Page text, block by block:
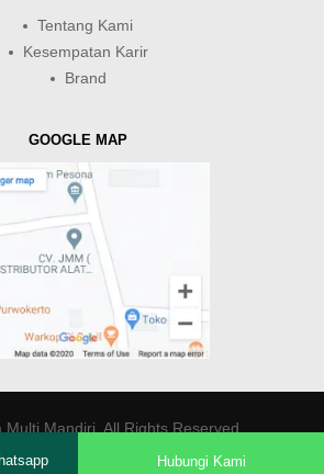
Tentang Kami
Kesempatan Karir
Brand
GOOGLE MAP
Multi Mandiri. All Rights Reserved.
Hubungi Kami